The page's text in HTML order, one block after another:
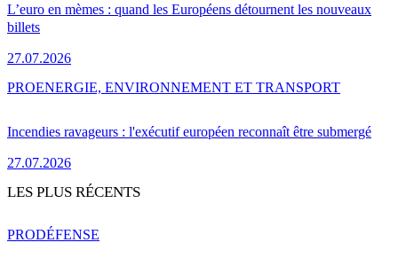
L’euro en mèmes : quand les Européens détournent les nouveaux
billets
27.07.2026
Incendies ravageurs : l'exécutif européen reconnaît être submergé
27.07.2026
PROENERGIE, ENVIRONNEMENT ET TRANSPORT
LES PLUS RÉCENTS
PRODÉFENSE